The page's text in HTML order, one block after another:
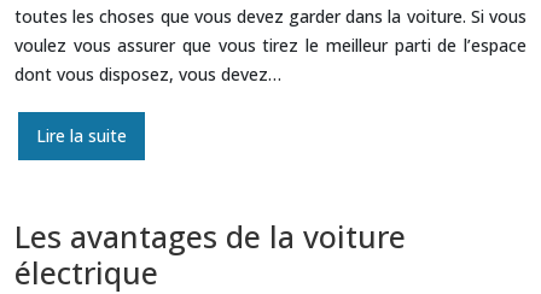
toutes les choses que vous devez garder dans la voiture. Si vous
voulez vous assurer que vous tirez le meilleur parti de l’espace
dont vous disposez, vous devez…
Lire la suite
Les avantages de la voiture
électrique